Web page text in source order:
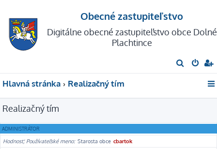
Obecné zastupiteľstvo
Digitálne obecné zastupiteľstvo obce Dolné
Plachtince
ľ
d
Hlavná stránka Realizačný tím
Realizačný tím
ADMINISTRÁTOR
Hodnosť, Používateľské meno Starosta obce cbartok